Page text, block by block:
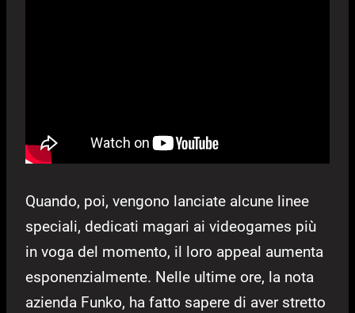
Quando, poi, vengono lanciate alcune linee
speciali, dedicati magari ai videogames più
in voga del momento, il loro appeal aumenta
esponenzialmente. Nelle ultime ore, la nota
azienda Funko, ha fatto sapere di aver stretto